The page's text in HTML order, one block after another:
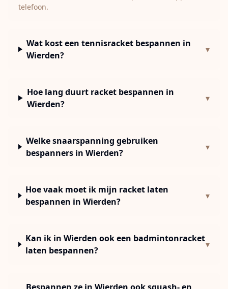
telefoon.
Wat kost een tennisracket bespannen in
Wierden?
▾
Hoe lang duurt racket bespannen in
Wierden?
▾
Welke snaarspanning gebruiken
bespanners in Wierden?
▾
Hoe vaak moet ik mijn racket laten
bespannen in Wierden?
▾
Kan ik in Wierden ook een badmintonracket
laten bespannen?
▾